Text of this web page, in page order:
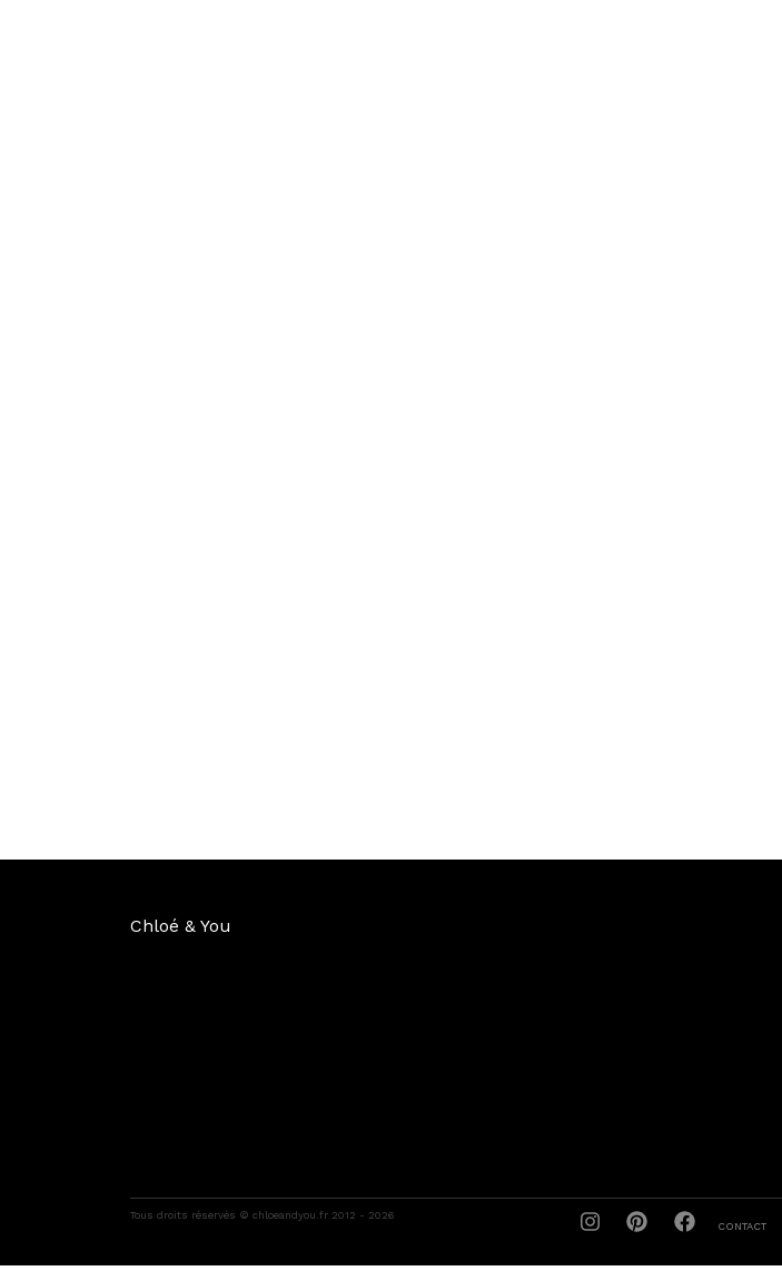
Chloé & You
Tous droits réservés © chloeandyou.fr 2012 - 2026
CONTACT